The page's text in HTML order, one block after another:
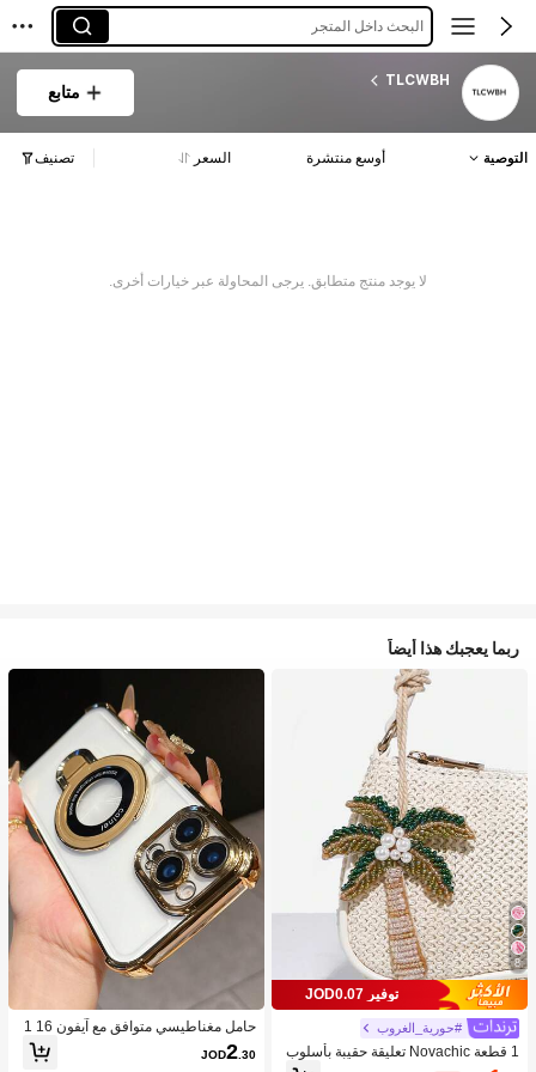
البحث داخل المتجر
TLCWBH
متابع
التوصية أوسع منتشرة السعر تصنيف
لا يوجد منتج متطابق. يرجى المحاولة عبر خيارات أخرى.
ربما يعجبك هذا أيضاً
8
توفير JOD0.07
#حورية_الغروب
1 قطعة Novachic تعليقة حقيبة بأسلوب
العطلات مزينة بالخرز على شكل نجمة الب
حامل مغناطيسي متوافق مع آيفون 16 1
5 برو ماكس،، حافظة مطلية بسبيكة شفا
فة مانعة للصدمات، متوافق مع آيفون 6/7/
JOD2.30